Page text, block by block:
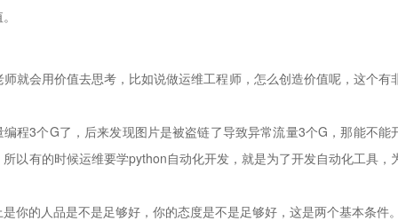
会用价值去思考，比如说做运维工程师，怎么创造价值呢，这个有
3个G了，后来发现图片是被盗链了导致异常流量3个G，那能不能
以有的时候运维要学python自动化开发，就是为了开发自动化工具，
的人品是不是足够好，你的态度是不是足够好，这是两个基本条件